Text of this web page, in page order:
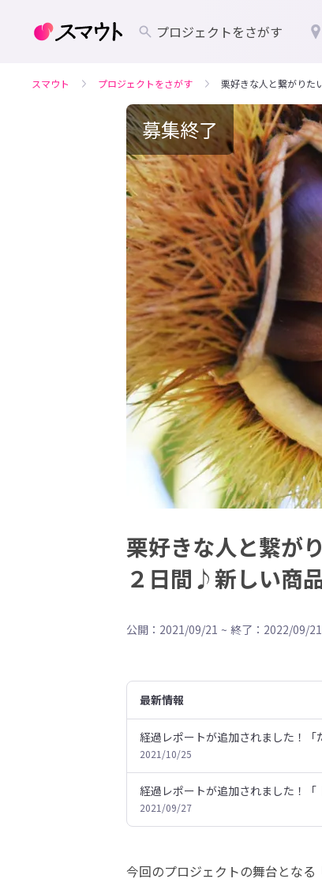
プロジェクトをさがす
スマウト プロジェクトをさがす 栗好きな人と繋がりた
募集終了
栗好きな人と繋が
２日間♪新しい商
公開：2021/09/21 ~ 終了：2022/09/21
最新情報
経過レポートが追加されました！「
2021/10/25
経過レポートが追加されました！「
2021/09/27
今回のプロジェクトの舞台とな